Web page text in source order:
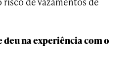
deu na experiência com o